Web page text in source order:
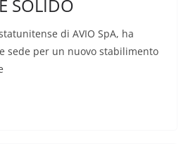
SOLIDO
di AVIO SpA, ha
sede per un nuovo stabilimento